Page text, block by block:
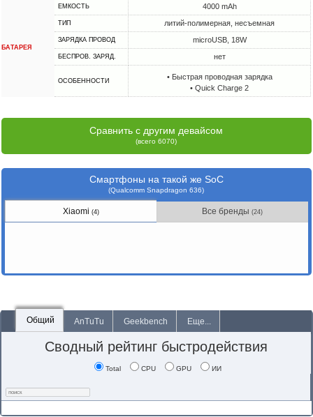
БАТАРЕЯ
ЕМКОСТЬ 4000 mAh
ТИП литий-полимерная, несъемная
ЗАРЯДКА ПРОВОД microUSB, 18W
БЕСПРОВ. ЗАРЯД. нет
ОСОБЕННОСТИ
• Быстрая проводная зарядка
• Quick Charge 2
Сравнить с другим девайсом
(всего 6070)
Смартфоны на такой же SoC
(Qualcomm Snapdragon 636)
Xiaomi (4) Все бренды(24)
Общий AnTuTu Geekbench Еще...
Сводный рейтинг быстродействия
Total CPU GPU ИИ